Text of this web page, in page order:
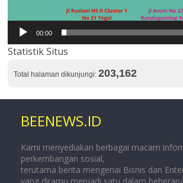
00:00
Statistik Situs
Total halaman dikunjungi:203,162
BEENEWS.ID
Kami menyediakan berbagai macam
perkembangan sosial,
terutama berita mengenai Bisnis dan
yang diramu menjadi satu dalam